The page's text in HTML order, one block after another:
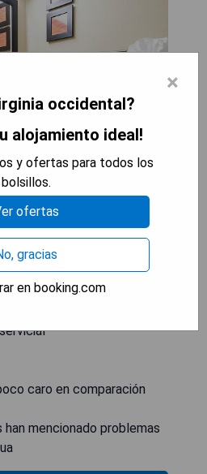
king y bañera de
y limpias
cerca de Charleston,
caro en comparación
mencionado problemas
×
occidental?
alojamiento ideal!
y ofertas para todos los
bolsillos.
ofertas
gracias
en booking.com